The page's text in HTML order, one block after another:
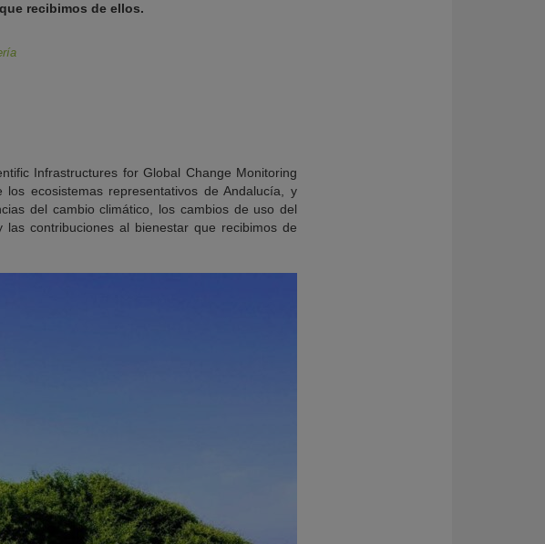
recibimos de ellos.
Infrastructures for Global Change Monitoring
ecosistemas representativos de Andalucía, y
del cambio climático, los cambios de uso del
contribuciones al bienestar que recibimos de